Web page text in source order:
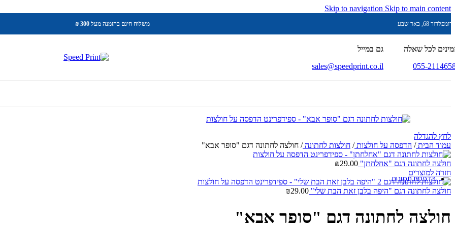
Skip to navigation Skip to main content
68, באר שבע משלוח חינם בהזמנה מעל 300 ₪
לכל שאלה
055-
גם במייל
sales@speedprint.co.il
בוצרים עם חריטה
כובעים ממותגים
אין לי ארץ אחרת
מעמד נרות
הדפסת תמונות
לחץ להגדלה
עמוד הבית/ הדפסה על חולצות/ חולצות לחתונה/ חולצה לחתונה דגם "סופר אבא"
חולצה לחתונה דגם "אחלחתן" ₪29.00
חזרה למוצרים
חולצה לחתונה דגם "היפה בלבן זאת הבת שלי" ₪29.00
חולצה לחתונה דגם "סופר אבא"